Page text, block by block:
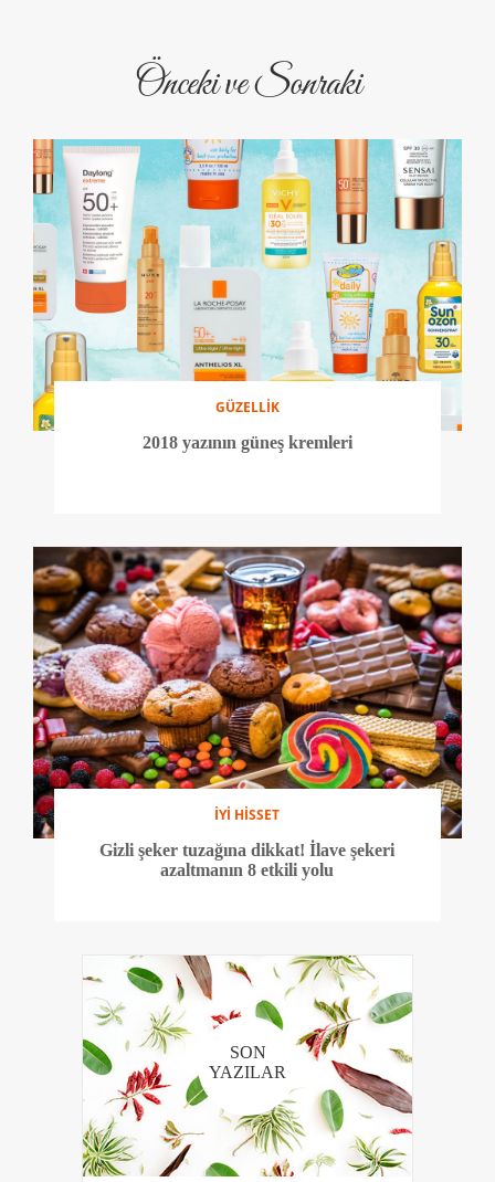
Önceki ve Sonraki
GÜZELLİK
2018 yazının güneş kremleri
İYİ HİSSET
Gizli şeker tuzağına dikkat! İlave şekeri
azaltmanın 8 etkili yolu
SON
YAZILAR